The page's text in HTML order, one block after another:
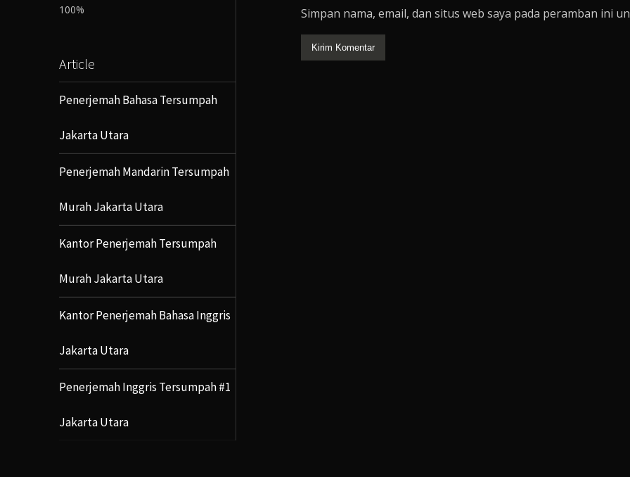
100%
Article
Penerjemah Bahasa Tersumpah
Jakarta Utara
Penerjemah Mandarin Tersumpah
Murah Jakarta Utara
Kantor Penerjemah Tersumpah
Murah Jakarta Utara
Kantor Penerjemah Bahasa Inggris
Jakarta Utara
Penerjemah Inggris Tersumpah #1
Jakarta Utara
Simpan nama, email, dan situs web saya pada peramban ini